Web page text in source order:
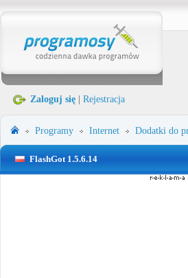
Zaloguj się Rejestracja
Programy Internet Dodatki do
FlashGot 1.5.6.14